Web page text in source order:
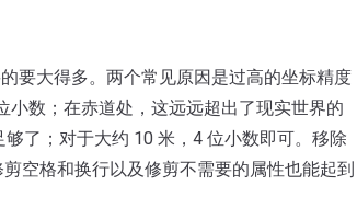
要大得多。两个常见原因是过高的坐标精度
数；在赤道处，这远远超出了现实世界的
了；对于大约 10 米，4 位小数即可。移除
空格和换行以及修剪不需要的属性也能起到